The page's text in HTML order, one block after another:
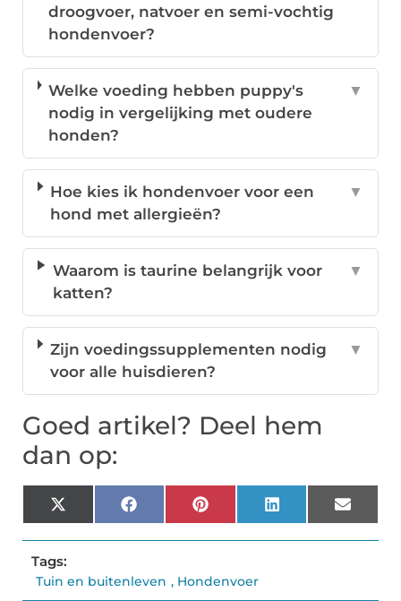
droogvoer, natvoer en semi-vochtig
hondenvoer?
Welke voeding hebben puppy's
nodig in vergelijking met oudere
honden?
▼
Hoe kies ik hondenvoer voor een
hond met allergieën?
▼
Waarom is taurine belangrijk voor
katten?
▼
Zijn voedingssupplementen nodig
voor alle huisdieren?
▼
Goed artikel? Deel hem
dan op:
X
(Twitter)
FacebookPinterestLinkedInEmail
Tags:
Tuin en buitenleven , Hondenvoer